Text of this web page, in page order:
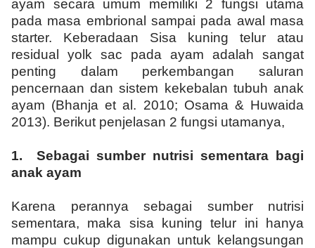
ayam secara umum memiliki 2 fungsi utama
pada masa embrional sampai pada awal masa
starter. Keberadaan Sisa kuning telur atau
residual yolk sac pada ayam adalah sangat
penting dalam perkembangan saluran
pencernaan dan sistem kekebalan tubuh anak
ayam (Bhanja et al. 2010; Osama & Huwaida
2013). Berikut penjelasan 2 fungsi utamanya,
1.
Sebagai sumber nutrisi sementara bagi
anak ayam
Karena perannya sebagai sumber nutrisi
sementara, maka sisa kuning telur ini hanya
mampu cukup digunakan untuk kelangsungan